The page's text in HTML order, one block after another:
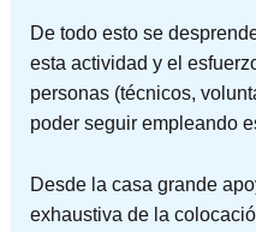
De todo esto se
esta actividad y el
personas (técnicos,
poder seguir empleando
Desde la casa grande
exhaustiva de la